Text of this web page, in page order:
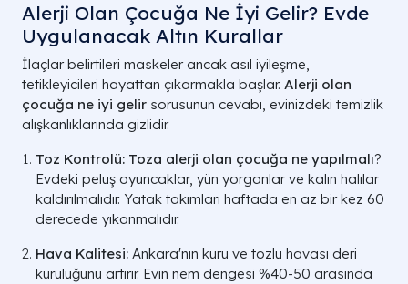
Alerji Olan Çocuğa Ne İyi Gelir? Evde
Uygulanacak Altın Kurallar
İlaçlar belirtileri maskeler ancak asıl iyileşme,
tetikleyicileri hayattan çıkarmakla başlar. Alerji olan
çocuğa ne iyi gelir sorusunun cevabı, evinizdeki temizlik
alışkanlıklarında gizlidir.
Toz Kontrolü: Toza alerji olan çocuğa ne yapılmalı?
Evdeki peluş oyuncaklar, yün yorganlar ve kalın halılar
kaldırılmalıdır. Yatak takımları haftada en az bir kez 60
derecede yıkanmalıdır.
Hava Kalitesi: Ankara'nın kuru ve tozlu havası deri
kuruluğunu artırır. Evin nem dengesi %40-50 arasında